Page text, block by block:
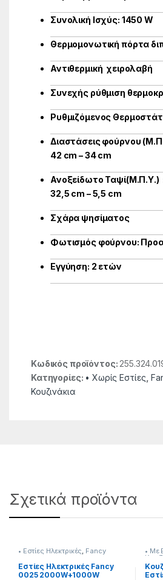
Συνολική Ισχύς: 1450 W
Θερμομονωτική πόρτα
Αντιθερμική χειρολαβή
Συνεχής ρύθμιση
Ρυθμιζόμενος
Διαστάσεις φούρνου
42 cm – 34 cm
Ανοξείδωτο Ταψί(Μ.Π.Υ.)
32,5 cm – 5,5 cm
Σχάρα ψησίματος
Φωτισμός φούρνου:
Εγγύηση: 2 ετών
Κωδικός προϊόντος:
Κατηγορίες: • Χωρίς Εστίες ,
Κουζινάκια
Σχετικά προϊόντα
• Εστίες Ηλεκτρικές, Fancy
Εστίες Ηλεκτρικές Fancy
0025 2000W+1000W
• Με